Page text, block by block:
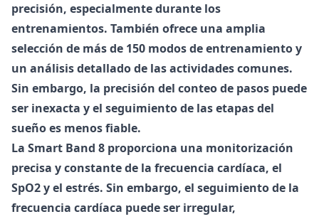
precisión, especialmente durante los
entrenamientos. También ofrece una amplia
selección de más de 150 modos de entrenamiento y
un análisis detallado de las actividades comunes.
Sin embargo, la precisión del conteo de pasos puede
ser inexacta y el seguimiento de las etapas del
sueño es menos fiable.
La Smart Band 8 proporciona una monitorización
precisa y constante de la frecuencia cardíaca, el
SpO2 y el estrés. Sin embargo, el seguimiento de la
frecuencia cardíaca puede ser irregular,